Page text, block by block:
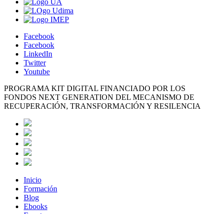
Facebook
Facebook
LinkedIn
Twitter
Youtube
PROGRAMA KIT DIGITAL FINANCIADO POR LOS
FONDOS NEXT GENERATION DEL MECANISMO DE
RECUPERACIÓN, TRANSFORMACIÓN Y RESILENCIA
Inicio
Formación
Blog
Ebooks